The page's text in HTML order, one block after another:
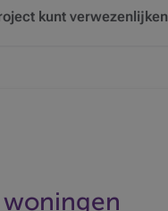
kunt verwezenlijken